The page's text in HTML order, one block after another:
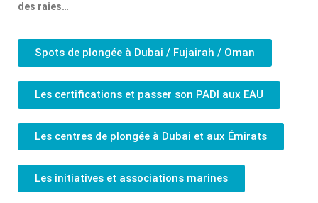
des raies…
Spots de plongée à Dubai / Fujairah / Oman
Les certifications et passer son PADI aux EAU
Les centres de plongée à Dubai et aux Émirats
Les initiatives et associations marines